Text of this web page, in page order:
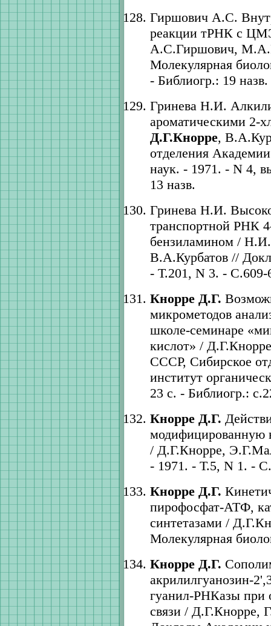
Гиршович А.С.
реакции тРНК с
А.С.Гиршович,
Молекулярная
- Библиогр.: 19 назв.
Гринева Н.И.
ароматическими 2-
Д.Г.Кнорре,
отделения
наук. - 1971. - N 4,
13 назв.
Гринева Н.И.
транспортной РНК
бензиламином /
В.А.Курбатов //
- Т.201, N 3. - С.609-
Кнорре Д.Г.
микрометодов
школе-семинаре
кислот» /
СССР, Сибирское
институт
23 с. - Библиогр.:
Кнорре Д.Г.
модифицированную
/ Д.Г.Кнорре,
- 1971. - Т.5, N 1. -
Кнорре Д.Г.
пирофосфат-АТФ,
синтетазами /
Молекулярная
Кнорре Д.Г.
акрилилгуанозин-
гуанил-РНКазы при
связи /